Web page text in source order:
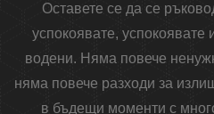
Оставете се да се
успокоявате, успокоявате
водени. Няма повече
няма повече разходи за
в бъдещи моменти с